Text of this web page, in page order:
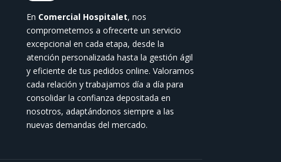
En Comercial Hospitalet, nos
comprometemos a ofrecerte un servicio
excepcional en cada etapa, desde la
atención personalizada hasta la gestión ágil
y eficiente de tus pedidos online. Valoramos
cada relación y trabajamos día a día para
consolidar la confianza depositada en
nosotros, adaptándonos siempre a las
nuevas demandas del mercado.